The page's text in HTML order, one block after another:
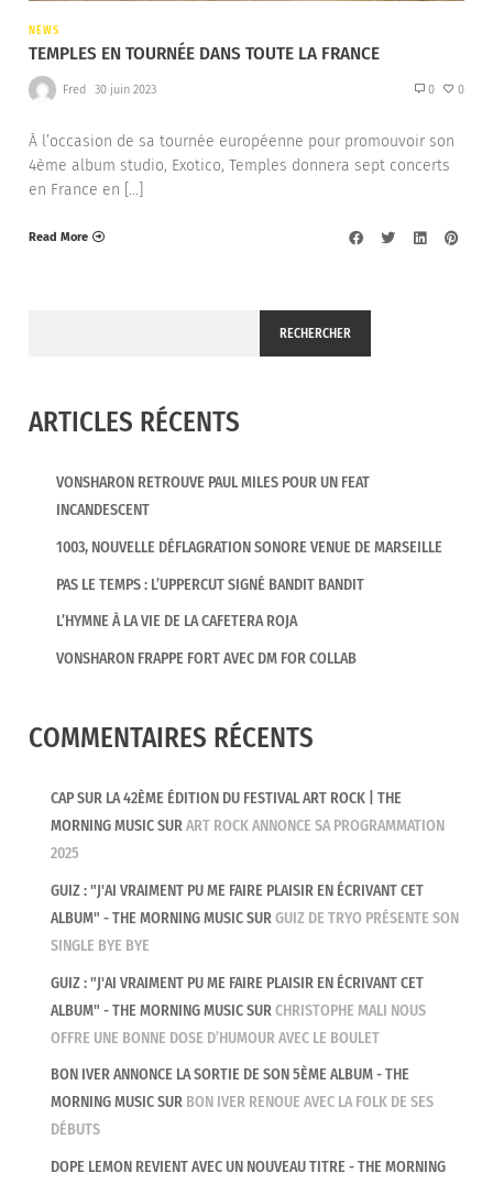
NEWS
TEMPLES EN TOURNÉE DANS TOUTE LA FRANCE
Fred 30 juin 2023 0 0
À l’occasion de sa tournée européenne pour promouvoir son
4ème album studio, Exotico, Temples donnera sept concerts
en France en […]
Read More
RECHERCHER
ARTICLES RÉCENTS
VONSHARON RETROUVE PAUL MILES POUR UN FEAT
INCANDESCENT
1003, NOUVELLE DÉFLAGRATION SONORE VENUE DE MARSEILLE
PAS LE TEMPS : L’UPPERCUT SIGNÉ BANDIT BANDIT
L’HYMNE À LA VIE DE LA CAFETERA ROJA
VONSHARON FRAPPE FORT AVEC DM FOR COLLAB
COMMENTAIRES RÉCENTS
CAP SUR LA 42ÈME ÉDITION DU FESTIVAL ART ROCK | THE
MORNING MUSICSURART ROCK ANNONCE SA PROGRAMMATION
2025
GUIZ : "J'AI VRAIMENT PU ME FAIRE PLAISIR EN ÉCRIVANT CET
ALBUM" - THE MORNING MUSICSURGUIZ DE TRYO PRÉSENTE SON
SINGLE BYE BYE
GUIZ : "J'AI VRAIMENT PU ME FAIRE PLAISIR EN ÉCRIVANT CET
ALBUM" - THE MORNING MUSICSURCHRISTOPHE MALI NOUS
OFFRE UNE BONNE DOSE D’HUMOUR AVEC LE BOULET
BON IVER ANNONCE LA SORTIE DE SON 5ÈME ALBUM - THE
MORNING MUSICSUR BON IVER RENOUE AVEC LA FOLK DE SES
DÉBUTS
DOPE LEMON REVIENT AVEC UN NOUVEAU TITRE - THE MORNING